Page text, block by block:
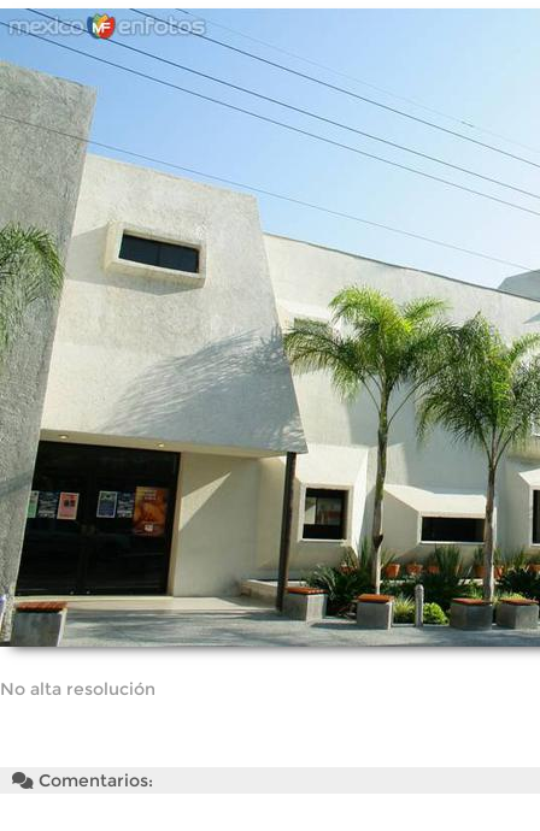
No alta resolución
Comentarios: